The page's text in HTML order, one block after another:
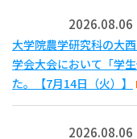
2026.08.06
大学院農学研究科の大
学会大会において「学
た。【7月14日（火）】
2026.08.06